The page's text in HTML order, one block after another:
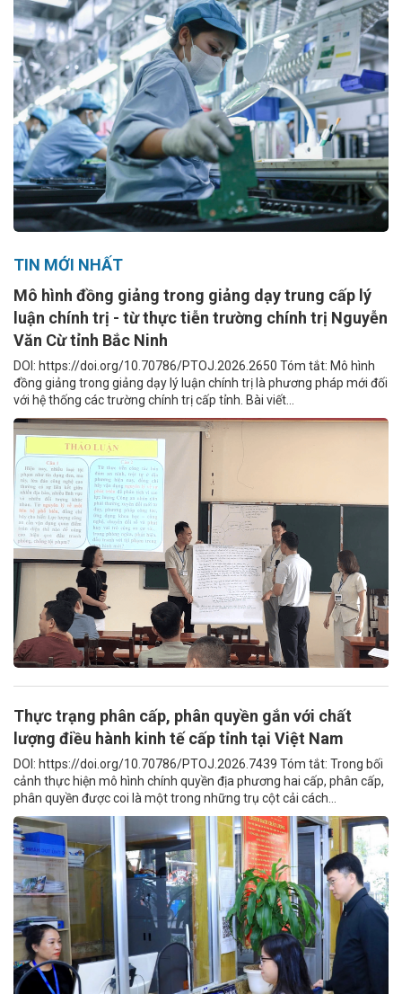
TIN MỚI NHẤT
Mô hình đồng giảng trong giảng dạy trung cấp lý
luận chính trị - từ thực tiễn trường chính trị Nguyễn
Văn Cừ tỉnh Bắc Ninh
DOI: https://doi.org/10.70786/PTOJ.2026.2650 Tóm tắt: Mô hình
đồng giảng trong giảng dạy lý luận chính trị là phương pháp mới đối
với hệ thống các trường chính trị cấp tỉnh. Bài viết...
Thực trạng phân cấp, phân quyền gắn với chất
lượng điều hành kinh tế cấp tỉnh tại Việt Nam
DOI: https://doi.org/10.70786/PTOJ.2026.7439 Tóm tắt: Trong bối
cảnh thực hiện mô hình chính quyền địa phương hai cấp, phân cấp,
phân quyền được coi là một trong những trụ cột cải cách...